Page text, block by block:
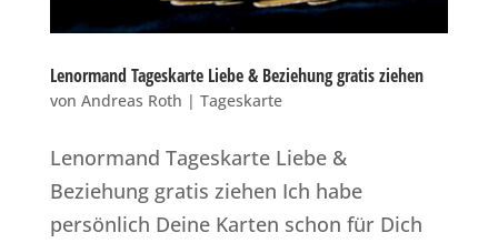
Lenormand Tageskarte Liebe & Beziehung gratis ziehen
von Andreas Roth | Tageskarte
Lenormand Tageskarte Liebe &
Beziehung gratis ziehen Ich habe
persönlich Deine Karten schon für Dich